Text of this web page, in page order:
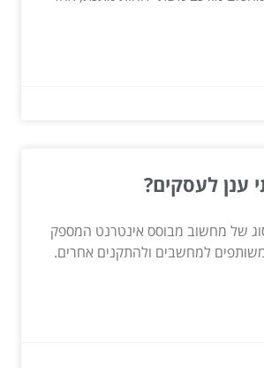
ענן לעסקים?
של מחשוב מבוסס אינטרנט המספק
למחשבים ולהתקנים אחרים.